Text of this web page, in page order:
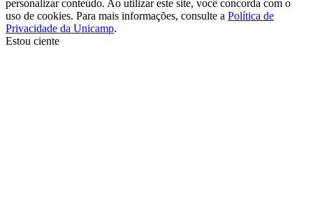
personalizar conteúdo. Ao utilizar este site, você concorda com o
uso de cookies. Para mais informações, consulte a Política de
Privacidade da Unicamp.
Estou ciente